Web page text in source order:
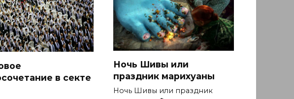
в секте
Ночь Шивы или
праздник марихуаны
Ночь Шивы или праздник